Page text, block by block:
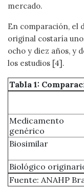
mercado.
En comparación, el
original costaría
ocho y diez años, y
los estudios [4].
Tabla 1:
Medicamento
genérico
Biosimilar
Biológico
Fuente: ANAHP